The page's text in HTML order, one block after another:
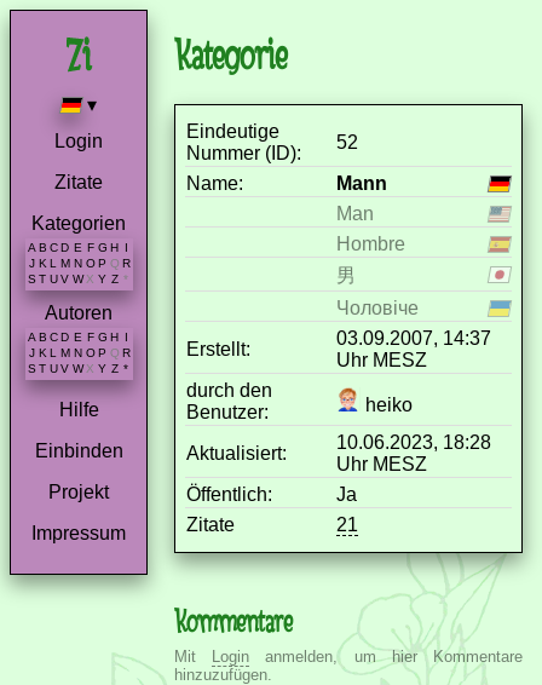
▾
Login
Zitate
Kategorien
A B C D E F G H I
J K L M N O P Q R
S T U V W X Y Z *
Autoren
A B C D E F G H
J K L M N O P Q R
S T U V W X Y Z *
Hilfe
Einbinden
Projekt
Impressum
Kategorie
Eindeutige
Nummer (ID):
52
Name:
Mann
Man
Hombre
男
Чоловіче
Erstellt:
03.09.2007, 14:37
Uhr MESZ
durch den
Benutzer:
heiko
Aktualisiert:
10.06.2023, 18:28
Uhr MESZ
Öffentlich:
Ja
Zitate
21
Kommentare
Mit Login anmelden, um hier Kommentare
hinzuzufügen.